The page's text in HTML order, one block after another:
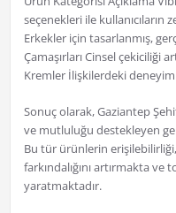
seçenekleri ile
Erkekler için tasarlanmış,
Çamaşırları Cinsel çekiciliği
Kremler İlişkilerdeki
Sonuç olarak, Gaziantep
ve mutluluğu destekleyen
Bu tür ürünlerin
farkındalığını artırmakta
yaratmaktadır.